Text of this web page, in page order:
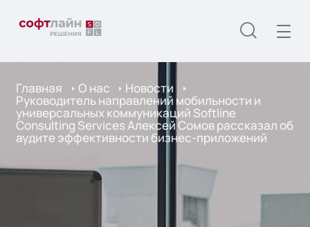
Главная О нас Новости
Руководитель направлений мобильности и
универсальных коммуникаций Softline
Consulting Services Алексей Сомов рассказал об
аудите эффективности бизнес-приложений